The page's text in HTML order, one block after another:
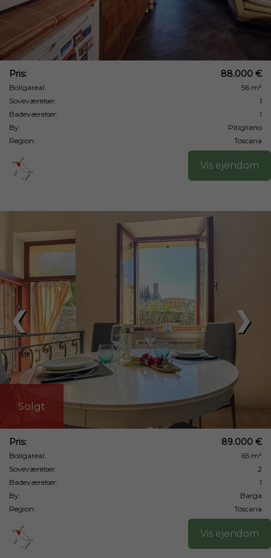
Pris: 88.000 €
Boligareal:
56 m²
Soveværelser:
1
Badeværelser:
1
By:
Pitigliano
Region:
Toscana
Vis ejendom
❯
❮
Solgt
Pris: 89.000 €
Boligareal:
65 m²
Soveværelser:
2
Badeværelser:
1
By:
Barga
Region:
Toscana
Vis ejendom